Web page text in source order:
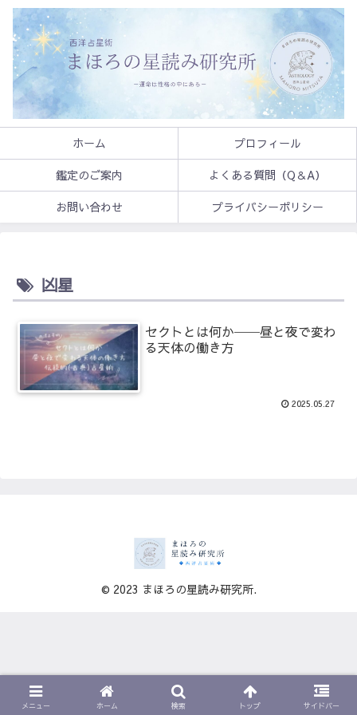
ホーム
プロフィール
鑑定のご案内
よくある質問（Q＆A）
お問い合わせ
プライバシーポリシー
凶星
セクトとは何か──昼と夜で変わ
る天体の働き方
2025.05.27
© 2023 まほろの星読み研究所.
メニュー ホーム 検索 トップ サイドバー